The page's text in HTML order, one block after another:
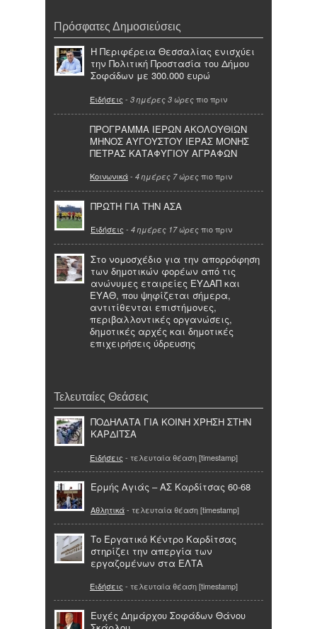
Πρόσφατες Δημοσιεύσεις
Η Περιφέρεια Θεσσαλίας ενισχύει
την Πολιτική Προστασία του Δήμου
Σοφάδων με 300.000 ευρώ
Ειδήσεις - 3 ημέρες 3 ώρες πιο πριν
ΠΡΟΓΡΑΜΜΑ ΙΕΡΩΝ ΑΚΟΛΟΥΘΙΩΝ
ΜΗΝΟΣ ΑΥΓΟΥΣΤΟΥ ΙΕΡΑΣ ΜΟΝΗΣ
ΠΕΤΡΑΣ ΚΑΤΑΦΥΓΙΟΥ ΑΓΡΑΦΩΝ
Κοινωνικά- 4 ημέρες 7 ώρες πιο πριν
ΠΡΩΤΗ ΓΙΑ ΤΗΝ ΑΣΑ
Ειδήσεις - 4 ημέρες 17 ώρες πιο πριν
Στο νομοσχέδιο για την απορρόφηση
των δημοτικών φορέων από τις
ανώνυμες εταιρείες ΕΥΔΑΠ και
ΕΥΑΘ, που ψηφίζεται σήμερα,
αντιτίθενται επιστήμονες,
περιβαλλοντικές οργανώσεις,
δημοτικές αρχές και δημοτικές
επιχειρήσεις ύδρευσης
Τελευταίες Θεάσεις
ΠΟΔΗΛΑΤΑ ΓΙΑ ΚΟΙΝΗ ΧΡΗΣΗ ΣΤΗΝ
ΚΑΡΔΙΤΣΑ
Ειδήσεις - τελευταία θέαση [timestamp]
Ερμής Αγιάς – ΑΣ Καρδίτσας 60-68
Αθλητικά- τελευταία θέαση [timestamp]
Το Εργατικό Κέντρο Καρδίτσας
στηρίζει την απεργία των
εργαζομένων στα ΕΛΤΑ
Ειδήσεις - τελευταία θέαση [timestamp]
Ευχές Δημάρχου Σοφάδων Θάνου